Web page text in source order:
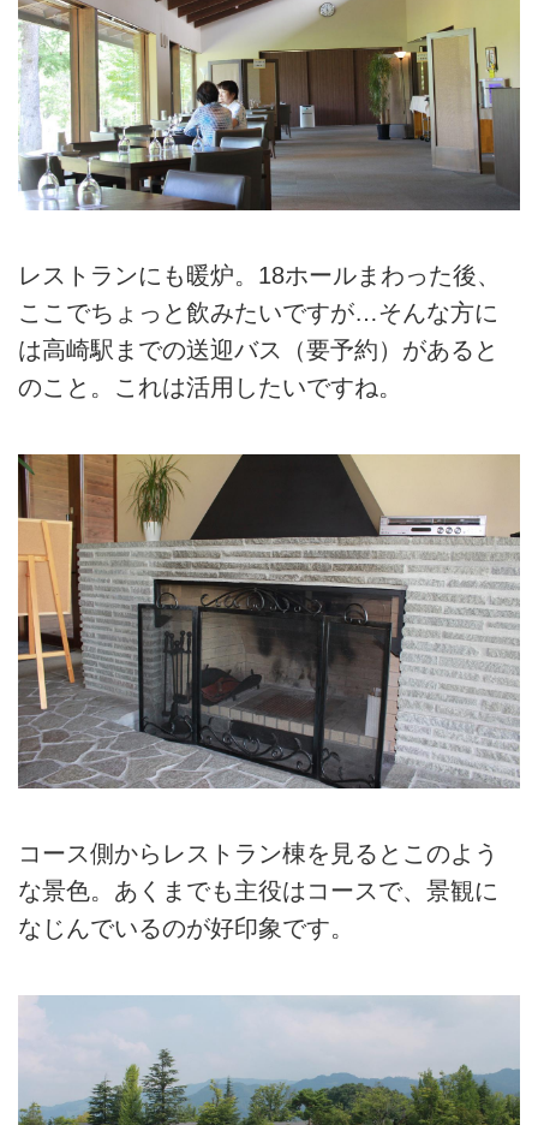
レストランにも暖炉。18ホールまわった後、
ここでちょっと飲みたいですが…そんな方に
は高崎駅までの送迎バス（要予約）があると
のこと。これは活用したいですね。
コース側からレストラン棟を見るとこのよう
な景色。あくまでも主役はコースで、景観に
なじんでいるのが好印象です。